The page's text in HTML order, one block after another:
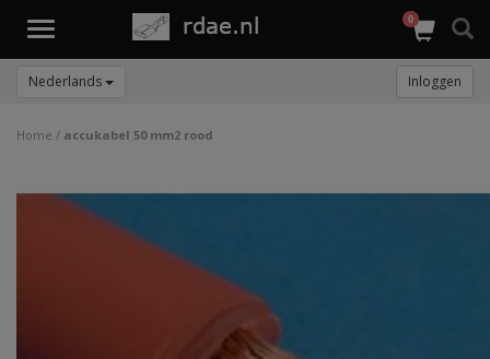
Toggle
0
Nederlands Inloggen
Home / accukabel 50 mm2 rood